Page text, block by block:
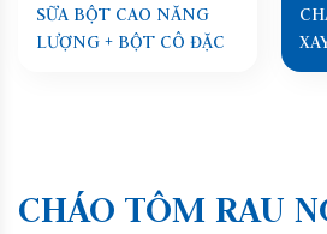
SỮA BỘT CAO NĂNG
LƯỢNG + BỘT CÔ ĐẶC
CHÁO TÔM RAU